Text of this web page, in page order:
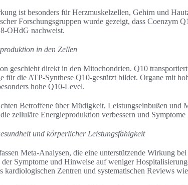
ist besonders für Herzmuskelzellen, Gehirn und
Forschungsgruppen wurde gezeigt, dass Coenzym
OHdG nachweist.
in den Zellen
geschieht direkt in den Mitochondrien. Q10
für die ATP-Synthese Q10-gestützt bildet. Organe mit
hohe Q10-Level.
Betroffene über Müdigkeit, Leistungseinbußen und
zelluläre Energieproduktion verbessern und Symptome
und körperlicher Leistungsfähigkeit
Meta-Analysen, die eine unterstützende Wirkung
der Symptome und Hinweise auf weniger
kardiologischen Zentren und systematischen Reviews